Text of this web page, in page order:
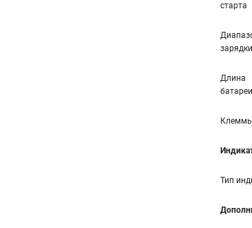
старта
Длина
Тип